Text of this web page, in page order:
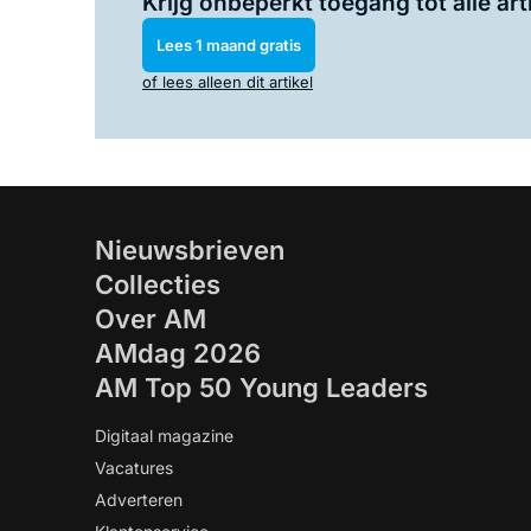
Lees 1 maand gratis
of lees alleen dit artikel
Nieuwsbrieven
Collecties
Over AM
AMdag 2026
AM Top 50 Young Leaders
Digitaal magazine
Vacatures
Adverteren